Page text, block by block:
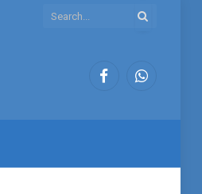
FacebookWhatsApp